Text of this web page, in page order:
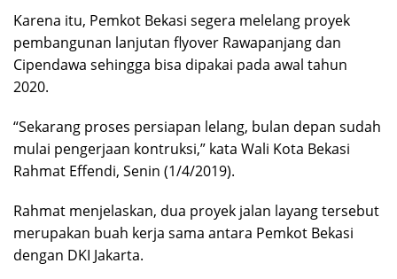
Karena itu, Pemkot Bekasi segera melelang proyek
pembangunan lanjutan flyover Rawapanjang dan
Cipendawa sehingga bisa dipakai pada awal tahun
2020.
“Sekarang proses persiapan lelang, bulan depan sudah
mulai pengerjaan kontruksi,” kata Wali Kota Bekasi
Rahmat Effendi, Senin (1/4/2019).
Rahmat menjelaskan, dua proyek jalan layang tersebut
merupakan buah kerja sama antara Pemkot Bekasi
dengan DKI Jakarta.